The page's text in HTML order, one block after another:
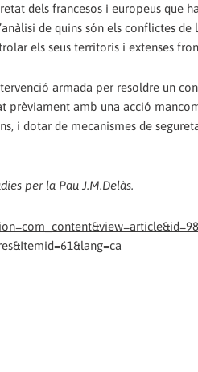
dels francesos i europeus que
de quins són els conflictes
els seus territoris i extenses
armada per resoldre un
prèviament amb una acció
i dotar de mecanismes de
per la Pau J.M.Delàs.